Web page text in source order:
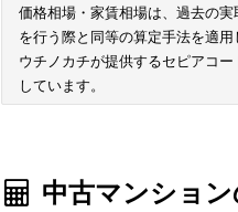
価格相場・家賃相場は、過去の
を行う際と同等の算定手法を適用
ウチノカチが提供するセピアコ
しています。
中古マンショ